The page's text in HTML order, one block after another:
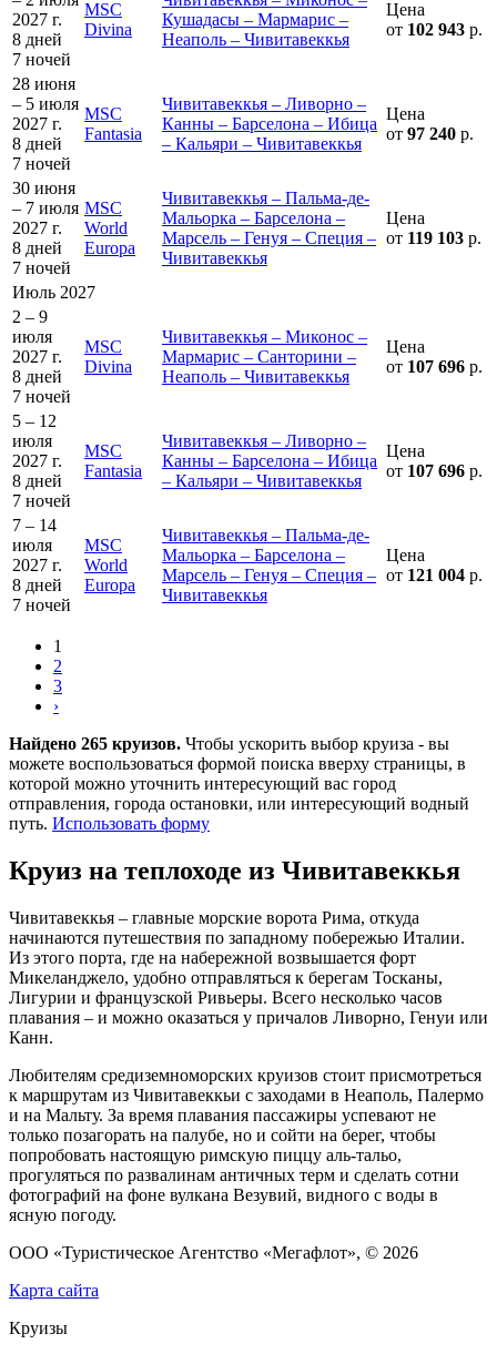
2027 г.
8 дней
7 ночей
MSC
Divina
Кушадасы – Мармарис –
Неаполь – Чивитавеккья
Цена
от 102 943 р.
28 июня
– 5 июля
2027 г.
8 дней
7 ночей
MSC
Fantasia
Чивитавеккья – Ливорно –
Канны – Барселона – Ибица
– Кальяри – Чивитавеккья
Цена
от 97 240 р.
30 июня
– 7 июля
2027 г.
8 дней
7 ночей
MSC
World
Europa
Чивитавеккья – Пальма-де-
Мальорка – Барселона –
Марсель – Генуя – Специя –
Чивитавеккья
Цена
от 119 103 р.
Июль 2027
2 – 9
июля
2027 г.
8 дней
7 ночей
MSC
Divina
Чивитавеккья – Миконос –
Мармарис – Санторини –
Неаполь – Чивитавеккья
Цена
от 107 696 р.
5 – 12
июля
2027 г.
8 дней
7 ночей
MSC
Fantasia
Чивитавеккья – Ливорно –
Канны – Барселона – Ибица
– Кальяри – Чивитавеккья
Цена
от 107 696 р.
7 – 14
июля
2027 г.
8 дней
7 ночей
MSC
World
Europa
Чивитавеккья – Пальма-де-
Мальорка – Барселона –
Марсель – Генуя – Специя –
Чивитавеккья
Цена
от 121 004 р.
1
2
3
›
Найдено 265 круизов. Чтобы ускорить выбор круиза - вы
можете воспользоваться формой поиска вверху страницы, в
которой можно уточнить интересующий вас город
отправления, города остановки, или интересующий водный
путь. Использовать форму
Круиз на теплоходе из Чивитавеккья
Чивитавеккья – главные морские ворота Рима, откуда
начинаются путешествия по западному побережью Италии.
Из этого порта, где на набережной возвышается форт
Микеланджело, удобно отправляться к берегам Тосканы,
Лигурии и французской Ривьеры. Всего несколько часов
плавания – и можно оказаться у причалов Ливорно, Генуи или
Канн.
Любителям средиземноморских круизов стоит присмотреться
к маршрутам из Чивитавеккьи с заходами в Неаполь, Палермо
и на Мальту. За время плавания пассажиры успевают не
только позагорать на палубе, но и сойти на берег, чтобы
попробовать настоящую римскую пиццу аль-тальо,
прогуляться по развалинам античных терм и сделать сотни
фотографий на фоне вулкана Везувий, видного с воды в
ясную погоду.
ООО «Туристическое Агентство «Мегафлот», © 2026
Карта сайта
Круизы